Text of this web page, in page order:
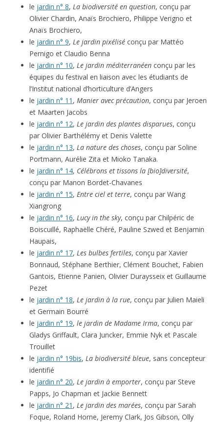
le jardin n° 8, La biodiversité en question, conçu par
Olivier Chardin, Anaïs Brochiero, Philippe Verigno et
Anaïs Brochiero,
le jardin n° 9, Le jardin pixélisé conçu par Mattéo
Pernigo et Claudio Benna
le jardin n° 10, Le jardin méditerranéen conçu par les
équipes du festival en liaison avec les étudiants de
l’Institut national d’horticulture d’Angers
le jardin n° 11 , Manier avec précaution, conçu par Jeroen
et Maarten Jacobs
le jardin n° 12, Le jardin des plantes disparues, conçu
par Olivier Barthélémy et Denis Valette
le jardin n° 13, La nature des choses, conçu par Soline
Portmann, Aurélie Zita et Mioko Tanaka.
le jardin n° 14, Célébrons et tissons la [bio]diversité,
conçu par Manon Bordet-Chavanes
le jardin n° 15, Entre ciel et terre, conçu par Wang
Xiangrong
le jardin n° 16, Lucy in the sky, conçu par Chilpéric de
Boiscuillé, Raphaëlle Chéré, Pauline Szwed et Benjamin
Haupais,
le jardin n° 17, Les bulbes fertiles, conçu par Xavier
Bonnaud, Stéphane Berthier, Clément Bouchet, Fabien
Gantois, Etienne Panien, Olivier Duraysseix et Guillaume
Pezet
le jardin n° 18, Le jardin à la rue, conçu par Julien Maieli
et Germain Bourré
le jardin n° 19, le jardin de Madame Irma, conçu par
Gladys Griffault, Clara Juncker, Emmie Nyk et Pascale
Trouillet
le jardin n° 19bis, La biodiversité bleue, sans concepteur
identifié
le jardin n° 20, Le jardin à emporter, conçu par Steve
Papps, Jo Chapman et Jackie Bennett
le jardin n° 21 , Le jardin des marées, conçu par Sarah
Foque, Roland Horne, Jeremy Clark, Jos Gibson, Olly